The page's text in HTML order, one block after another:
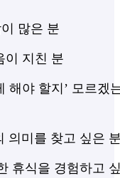
많은 분
이 지친 분
해야 할지’ 모르겠
의미를 찾고 싶은
휴식을 경험하고